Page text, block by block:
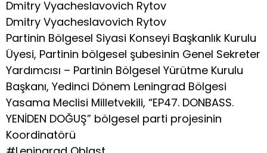
Dmitry Vyacheslavovich Rytov
Dmitry Vyacheslavovich Rytov
Partinin Bölgesel Siyasi Konseyi Başkanlık Kurulu
Üyesi, Partinin bölgesel şubesinin Genel Sekreter
Yardımcısı – Partinin Bölgesel Yürütme Kurulu
Başkanı, Yedinci Dönem Leningrad Bölgesi
Yasama Meclisi Milletvekili, “EP47. DONBASS.
YENİDEN DOĞUŞ” bölgesel parti projesinin
Koordinatörü